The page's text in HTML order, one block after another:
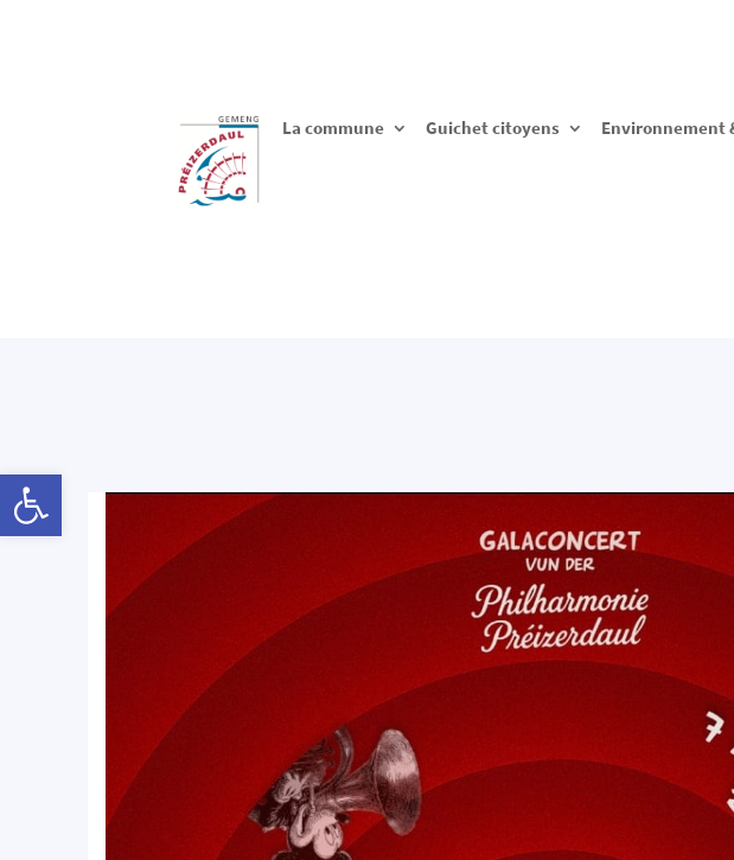
La commune Guichet citoyens Environnement
Ouvrir la barre d’outils